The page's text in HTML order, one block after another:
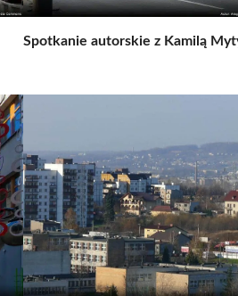
Spotkanie autorskie z Kamilą